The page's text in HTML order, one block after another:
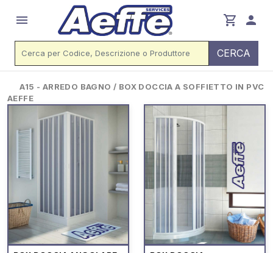
menu shopping_cart person
CERCA
A15 - ARREDO BAGNO / BOX DOCCIA A SOFFIETTO IN PVC
AEFFE